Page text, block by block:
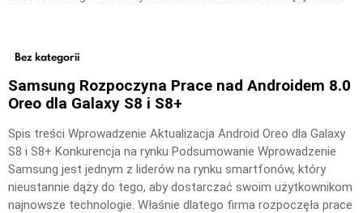
Bez kategorii
Samsung Rozpoczyna Prace nad Androidem 8.0
Oreo dla Galaxy S8 i S8+
Spis treści Wprowadzenie Aktualizacja Android Oreo dla Galaxy
S8 i S8+ Konkurencja na rynku Podsumowanie Wprowadzenie
Samsung jest jednym z liderów na rynku smartfonów, który
nieustannie dąży do tego, aby dostarczać swoim użytkownikom
najnowsze technologie. Właśnie dlatego firma rozpoczęła prace